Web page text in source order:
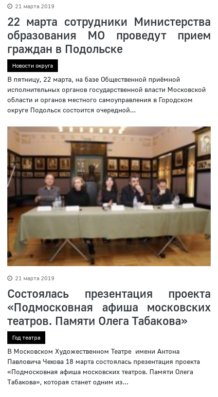
21 марта 2019
22 марта сотрудники Министерства
образования МО проведут прием
граждан в Подольске
Новости округа
В пятницу, 22 марта, на базе Общественной приёмной
исполнительных органов государственной власти Московской
области и органов местного самоуправления в Городском
округе Подольск состоится очередной...
21 марта 2019
Состоялась презентация проекта
«Подмосковная афиша московских
театров. Памяти Олега Табакова»
Год театра
В Московском Художественном Театре имени Антона
Павловича Чехова 18 марта состоялась презентация проекта
«Подмосковная афиша московских театров. Памяти Олега
Табакова», которая станет одним из...